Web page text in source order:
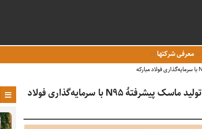
معرفی شرکتها
افتتاح خط تمام اتوماتیک تولید ماسک پیشرفتۀ N۹۵ با سرمایه‌گذاری فولاد